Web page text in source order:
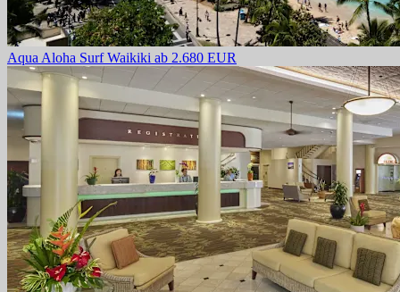
Aqua Aloha Surf Waikiki ab 2.680 EUR